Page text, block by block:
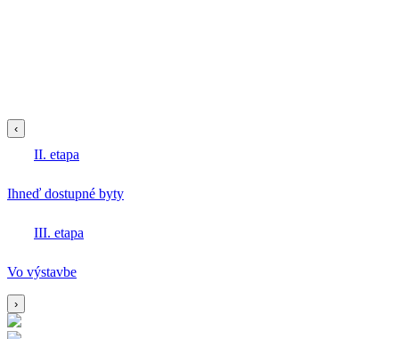
‹
II. etapa
Ihneď dostupné byty
III. etapa
Vo výstavbe
›